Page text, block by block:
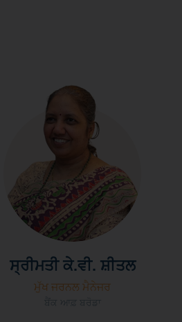
ਸ੍ਰੀਮਤੀ ਕੇ.ਵੀ. ਸ਼ੀਤਲ
ਮੁੱਖ ਜਰਨਲ ਮੈਨੇਜਰ